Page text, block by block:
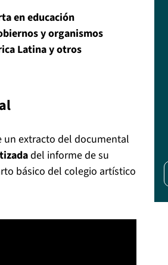
en educación
y organismos
Latina y otros
un extracto del documental
del informe de su
básico del colegio artístico